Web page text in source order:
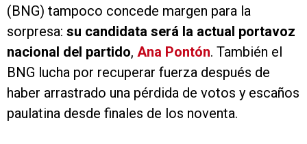
(BNG) tampoco concede margen para la
sorpresa: su candidata será la actual portavoz
nacional del partido, Ana Pontón. También el
BNG lucha por recuperar fuerza después de
haber arrastrado una pérdida de votos y escaños
paulatina desde finales de los noventa.